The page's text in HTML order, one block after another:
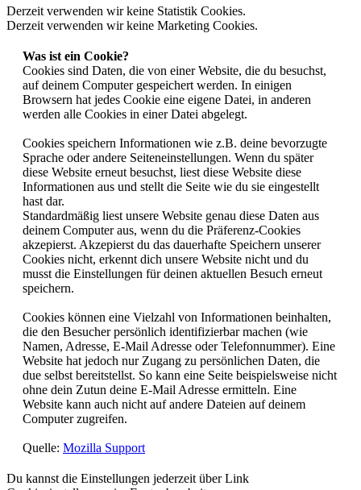
Derzeit verwenden wir keine Statistik Cookies.
Derzeit verwenden wir keine Marketing Cookies.
Was ist ein Cookie?
Cookies sind Daten, die von einer Website, die du besuchst,
auf deinem Computer gespeichert werden. In einigen
Browsern hat jedes Cookie eine eigene Datei, in anderen
werden alle Cookies in einer Datei abgelegt.
Cookies speichern Informationen wie z.B. deine bevorzugte
Sprache oder andere Seiteneinstellungen. Wenn du später
diese Website erneut besuchst, liest diese Website diese
Informationen aus und stellt die Seite wie du sie eingestellt
hast dar.
Standardmäßig liest unsere Website genau diese Daten aus
deinem Computer aus, wenn du die Präferenz-Cookies
akzepierst. Akzepierst du das dauerhafte Speichern unserer
Cookies nicht, erkennt dich unsere Website nicht und du
musst die Einstellungen für deinen aktuellen Besuch erneut
speichern.
Cookies können eine Vielzahl von Informationen beinhalten,
die den Besucher persönlich identifizierbar machen (wie
Namen, Adresse, E-Mail Adresse oder Telefonnummer). Eine
Website hat jedoch nur Zugang zu persönlichen Daten, die
due selbst bereitstellst. So kann eine Seite beispielsweise nicht
ohne dein Zutun deine E-Mail Adresse ermitteln. Eine
Website kann auch nicht auf andere Dateien auf deinem
Computer zugreifen.
Quelle: Mozilla Support
Du kannst die Einstellungen jederzeit über Link